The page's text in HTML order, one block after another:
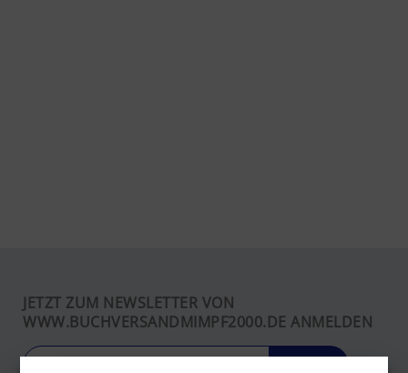
JETZT ZUM NEWSLETTER VON
WWW.BUCHVERSANDMIMPF2000.DE ANMELDEN